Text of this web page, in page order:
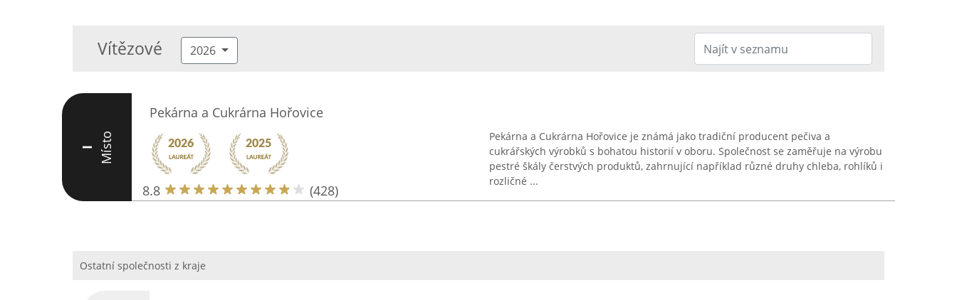
Vítězové 2026
I Místo
Pekárna a Cukrárna Hořovice
8.8 (428)
Pekárna a Cukrárna Hořovice je známá jako tradiční producent pečiva a
cukrářských výrobků s bohatou historií v oboru. Společnost se zaměřuje na výrobu
pestré škály čerstvých produktů, zahrnující například různé druhy chleba, rohlíků i
rozličné ...
Ostatní společnosti z kraje